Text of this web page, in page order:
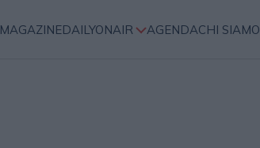
DAILYONAIR AGENDACHI SIAMO